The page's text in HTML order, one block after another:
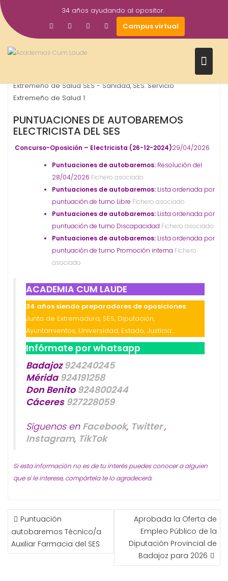
Saltar
al
contenido
34 años ayudando al opositor.
Campus virtual
Abr
2026
Gestor AcademiasCumLaude
Extremeño de Salud SES - Sanidad,SES. Servicio
Extremeño de Salud 1
PUNTUACIONES DE AUTOBAREMOS
ELECTRICISTA DEL SES
Concurso-Oposición – Electricista (26-12-2024)29/04/2026
Puntuaciones de autobaremos: Resolución del
28/04/2026 Fichero asociado
Puntuaciones de autobaremos: Lista ordenada por
puntuación de turno Libre Fichero asociado
Puntuaciones de autobaremos: Lista ordenada por
puntuación de turno Discapacidad Fichero asociado
Puntuaciones de autobaremos: Lista ordenada por
puntuación de turno Promoción interna Fichero
asociado
ACADEMIA CUM LAUDE
34 años siendo preparadores de oposiciones:
Junta de Extremadura, SES, Diputación,
Ayuntamientos, Universidad, Estado, Justicia…
Infórmate por whatsapp
Badajoz924240245
Mérida 924191258
Don Benito 924800244
Cáceres 927228059
Síguenos en Facebook, Twitter,
Instagram, TikTok
Si esta información no es de tu interés puedes conocer a alguien
que si le interese, compártela te lo agradecerá.
NAVEGACIÓN
DE
ENTRADAS
Puntuación
autobaremos Técnico/a
Auxiliar Farmacia del SES
Aprobada la Oferta de
Empleo Público de la
Diputación Provincial de
Badajoz para 2026